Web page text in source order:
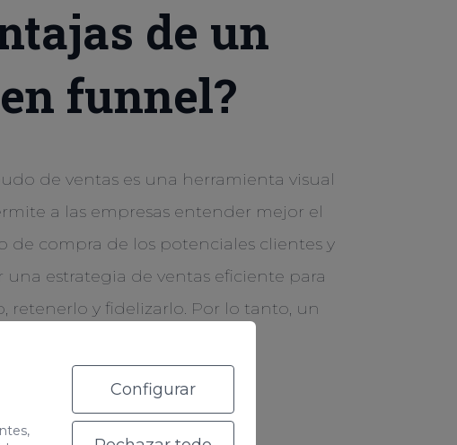
Configurar
de un
funnel?
de ventas es una herramienta visual
a las empresas entender mejor el
de compra de los potenciales clientes y
una estrategia de ventas eficiente para
retenerlo y fidelizarlo. Por lo tanto, un